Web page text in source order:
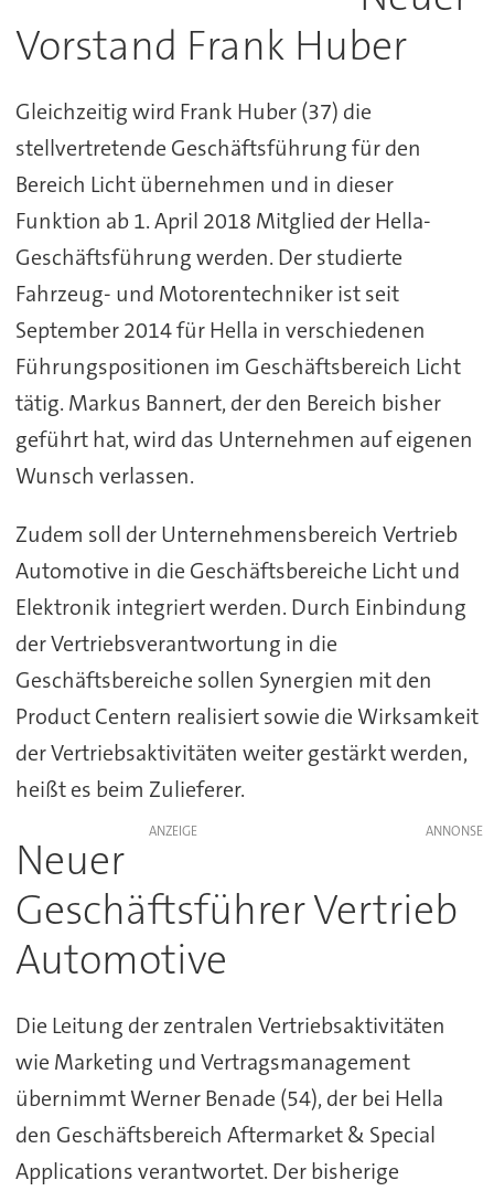
Vorstand Frank Huber
Gleichzeitig wird Frank Huber (37) die
stellvertretende Geschäftsführung für den
Bereich Licht übernehmen und in dieser
Funktion ab 1. April 2018 Mitglied der Hella-
Geschäftsführung werden. Der studierte
Fahrzeug- und Motorentechniker ist seit
September 2014 für Hella in verschiedenen
Führungspositionen im Geschäftsbereich Licht
tätig. Markus Bannert, der den Bereich bisher
geführt hat, wird das Unternehmen auf eigenen
Wunsch verlassen.
Zudem soll der Unternehmensbereich Vertrieb
Automotive in die Geschäftsbereiche Licht und
Elektronik integriert werden. Durch Einbindung
der Vertriebsverantwortung in die
Geschäftsbereiche sollen Synergien mit den
Product Centern realisiert sowie die Wirksamkeit
der Vertriebsaktivitäten weiter gestärkt werden,
heißt es beim Zulieferer.
ANZEIGE
Neuer
Geschäftsführer Vertrieb
Automotive
Die Leitung der zentralen Vertriebsaktivitäten
wie Marketing und Vertragsmanagement
übernimmt Werner Benade (54), der bei Hella
den Geschäftsbereich Aftermarket & Special
Applications verantwortet. Der bisherige